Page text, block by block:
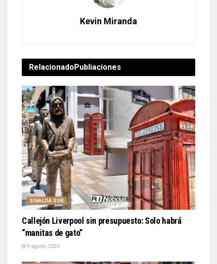
Kevin Miranda
RelacionadoPubliaciones
SINALOA SUR
Callejón Liverpool sin presupuesto: Solo habrá
“manitas de gato”
9 agosto, 2026